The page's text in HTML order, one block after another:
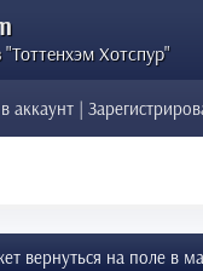
Хотспур"
аккаунт |
вернуться на поле в